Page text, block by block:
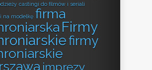
castingi do filmów i seriali
na modelkę firma
Firmy
firmy
imprezy